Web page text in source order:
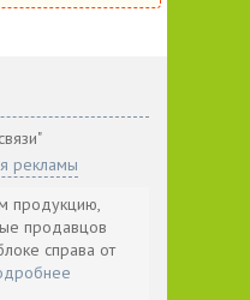
рекламы
продукцию,
продавцов
справа от